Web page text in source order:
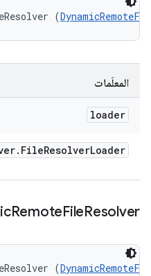
(
المعلَمات
loader
. FileResolverLoader
RemoteFileResolver
(